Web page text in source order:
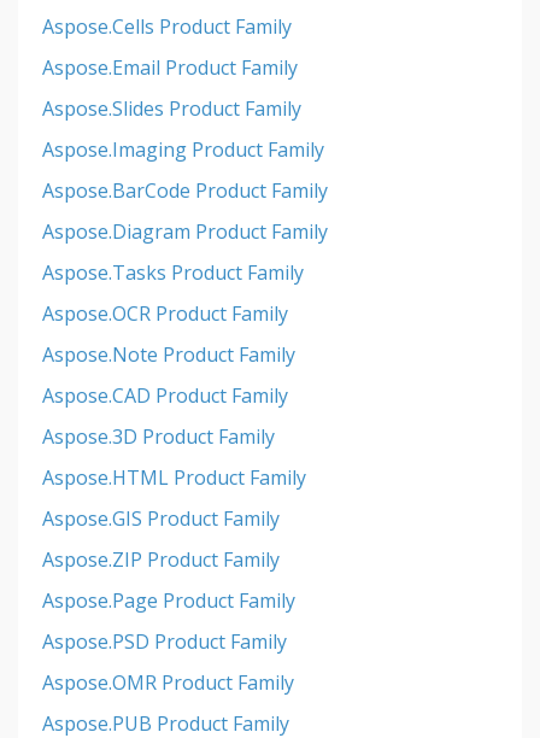
Aspose.Cells Product Family
Aspose.Email Product Family
Aspose.Slides Product Family
Aspose.Imaging Product Family
Aspose.BarCode Product Family
Aspose.Diagram Product Family
Aspose.Tasks Product Family
Aspose.OCR Product Family
Aspose.Note Product Family
Aspose.CAD Product Family
Aspose.3D Product Family
Aspose.HTML Product Family
Aspose.GIS Product Family
Aspose.ZIP Product Family
Aspose.Page Product Family
Aspose.PSD Product Family
Aspose.OMR Product Family
Aspose.PUB Product Family